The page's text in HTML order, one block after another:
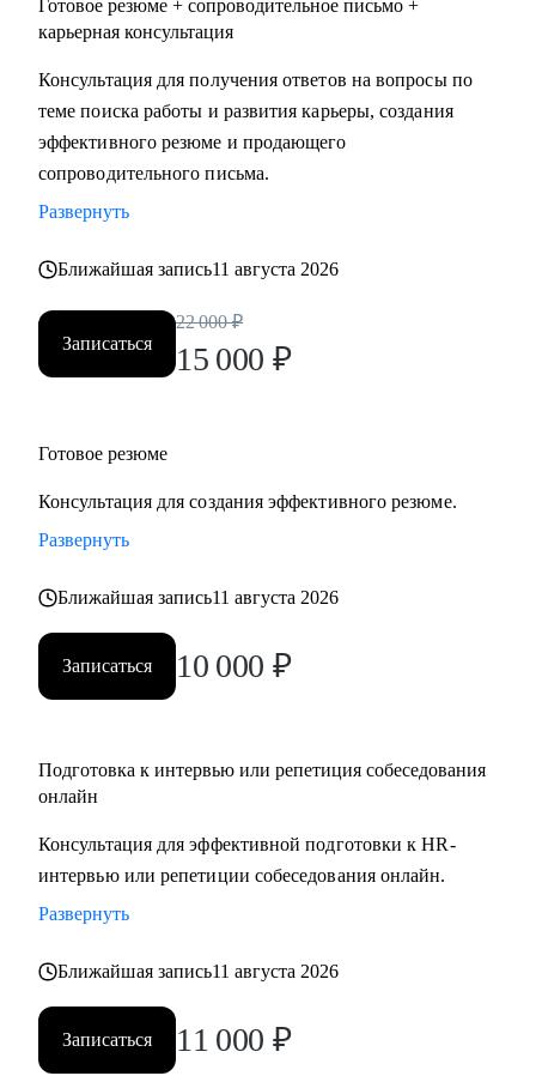
Готовое резюме + сопроводительное письмо +
карьерная консультация
Консультация для получения ответов на вопросы по
теме поиска работы и развития карьеры, создания
эффективного резюме и продающего
сопроводительного письма.
Развернуть
Ближайшая запись11 августа 2026
Записаться
22 000 ₽
15 000 ₽
Готовое резюме
Консультация для создания эффективного резюме.
Развернуть
Ближайшая запись11 августа 2026
Записаться 10 000 ₽
Подготовка к интервью или репетиция собеседования
онлайн
Консультация для эффективной подготовки к HR-
интервью или репетиции собеседования онлайн.
Развернуть
Ближайшая запись11 августа 2026
Записаться 11 000 ₽